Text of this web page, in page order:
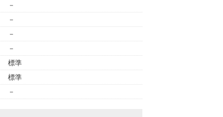
－
－
－
－
標準
標準
－